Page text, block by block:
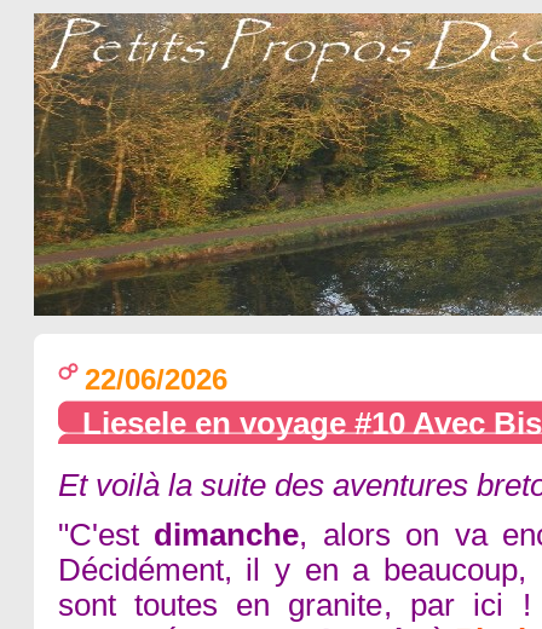
22/06/2026
Liesele en voyage #10 Avec
Et voilà la suite des aventures
"C'est dimanche, alors on va
Décidément, il y en a
sont toutes en granite, par ici !